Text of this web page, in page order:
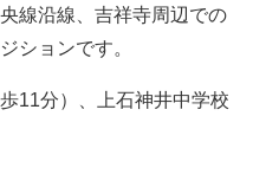
線沿線、吉祥寺周辺での
ションです。
11分）、上石神井中学校